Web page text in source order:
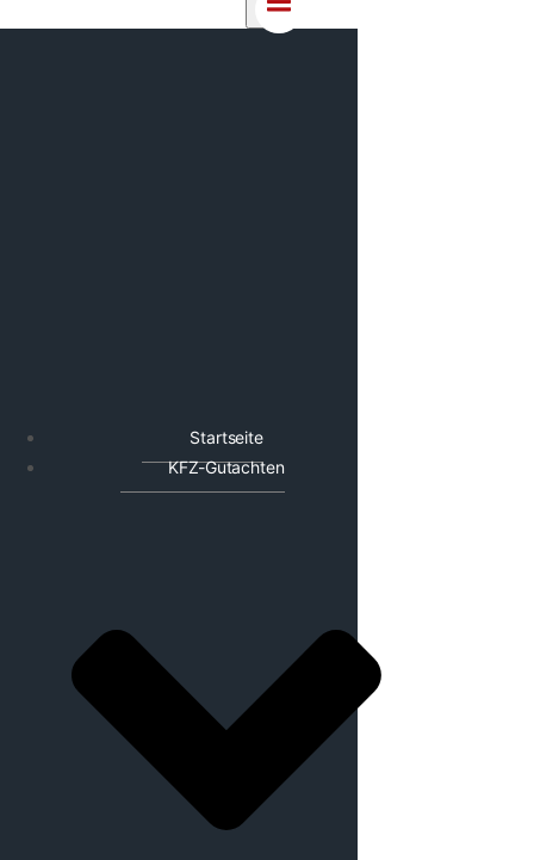
Startseite
KFZ-Gutachten